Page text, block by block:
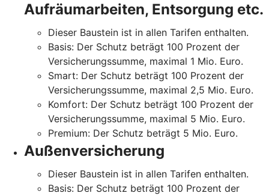
Aufräumarbeiten, Entsorgung etc.
Dieser Baustein ist in allen Tarifen enthalten.
Basis: Der Schutz beträgt 100 Prozent der
Versicherungssumme, maximal 1 Mio. Euro.
Smart: Der Schutz beträgt 100 Prozent der
Versicherungssumme, maximal 2,5 Mio. Euro.
Komfort: Der Schutz beträgt 100 Prozent der
Versicherungssumme, maximal 5 Mio. Euro.
Premium: Der Schutz beträgt 5 Mio. Euro.
Außenversicherung
Dieser Baustein ist in allen Tarifen enthalten.
Basis: Der Schutz beträgt 100 Prozent der